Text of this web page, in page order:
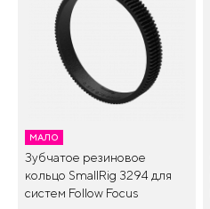
МАЛО
Зубчатое резиновое
кольцо SmallRig 3294 для
систем Follow Focus